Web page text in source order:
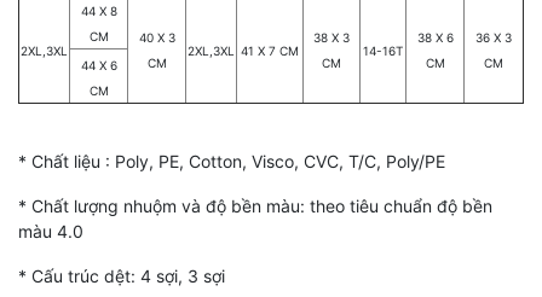
2XL,3XL
44 X 8
CM
40 X 3
CM
2XL,3XL 41 X 7 CM
38 X 3
CM
14-16T
38 X 6
CM
36 X 3
CM
44 X 6
CM
* Chất liệu : Poly, PE, Cotton, Visco, CVC, T/C, Poly/PE
* Chất lượng nhuộm và độ bền màu: theo tiêu chuẩn độ bền
màu 4.0
* Cấu trúc dệt: 4 sợi, 3 sợi